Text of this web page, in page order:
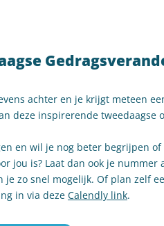
achter en je krijgt meteen
deze inspirerende tweedaagse
en wil je nog beter begrijpen
jou is? Laat dan ook je nummer
je zo snel mogelijk. Of plan zelf
in via deze Calendly link.